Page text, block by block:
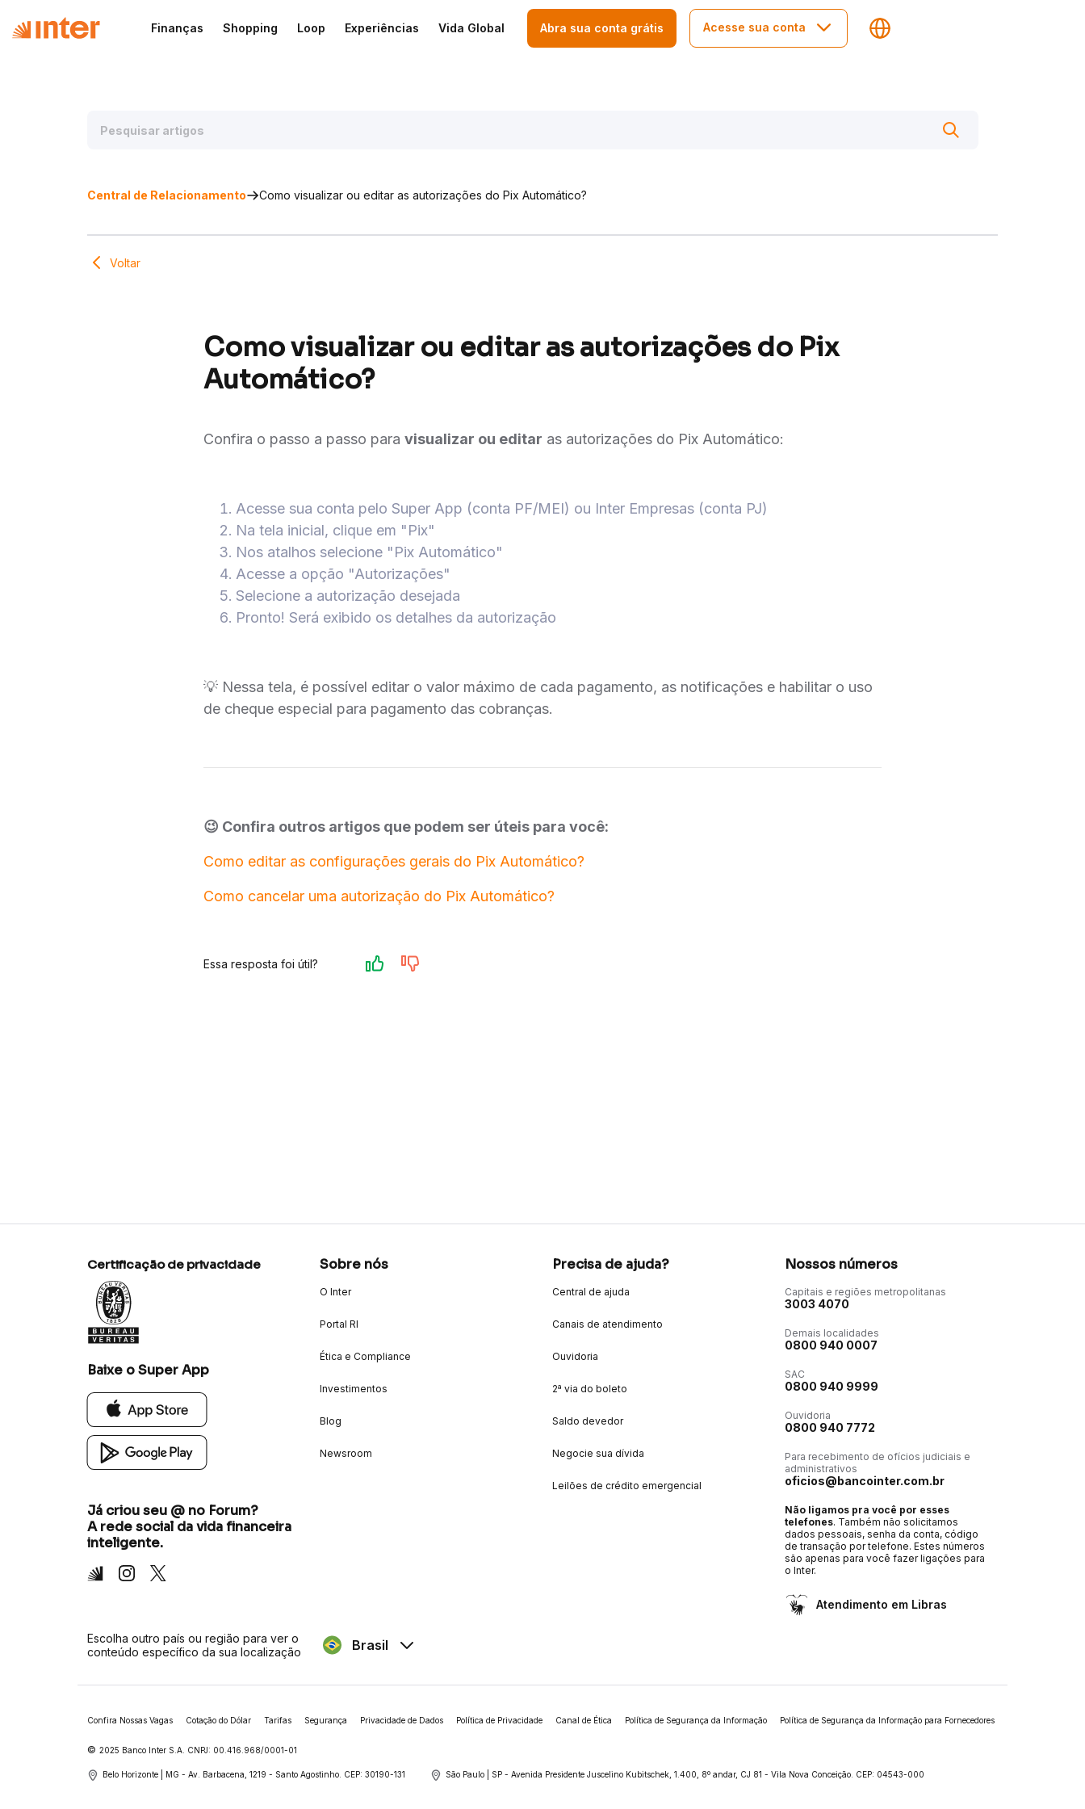
Finanças Shopping Loop Experiências Vida Global Abra sua conta grátis Acesse sua conta
Central de Relacionamento Como visualizar ou editar as autorizações do Pix Automático?
Voltar
Como visualizar ou editar as autorizações do Pix
Automático?
Confira o passo a passo para visualizar ou editar as autorizações do Pix Automático:
Acesse sua conta pelo Super App (conta PF/MEI) ou Inter Empresas (conta PJ)
Na tela inicial, clique em "Pix"
Nos atalhos selecione "Pix Automático"
Acesse a opção "Autorizações"
Selecione a autorização desejada
Pronto! Será exibido os detalhes da autorização
💡 Nessa tela, é possível editar o valor máximo de cada pagamento, as notificações e habilitar o uso
de cheque especial para pagamento das cobranças.
😉 Confira outros artigos que podem ser úteis para você:
Como editar as configurações gerais do Pix Automático?
Como cancelar uma autorização do Pix Automático?
Essa resposta foi útil?
Certificação de privacidade
Baixe o Super App
Já criou seu @ no Forum?
A rede social da vida financeira
inteligente.
Inter Instagram
X
Sobre nós
O Inter
Portal RI
Ética e Compliance
Investimentos
Blog
Newsroom
Precisa de ajuda?
Central de ajuda
Canais de atendimento
Ouvidoria
2ª via do boleto
Saldo devedor
Negocie sua dívida
Leilões de crédito emergencial
Nossos números
Capitais e regiões metropolitanas
3003 4070
Demais localidades
0800 940 0007
SAC
0800 940 9999
Ouvidoria
0800 940 7772
Para recebimento de ofícios judiciais e
administrativos
oficios@bancointer.com.br
Não ligamos pra você por esses
telefones. Também não solicitamos
dados pessoais, senha da conta, código
de transação por telefone. Estes números
são apenas para você fazer ligações para
o Inter.
Atendimento em Libras
Escolha outro país ou região para ver o
conteúdo específico da sua localização
Brasil
Confira Nossas Vagas Cotação do Dólar Tarifas Segurança Privacidade de Dados Política de Privacidade Canal de Ética Política de Segurança da Informação Política de Segurança da Informação para Fornecedores
© 2025 Banco Inter S.A. CNPJ: 00.416.968/0001-01
Belo Horizonte | MG - Av. Barbacena, 1219 - Santo Agostinho. CEP: 30190-131 São Paulo | SP - Avenida Presidente Juscelino Kubitschek, 1.400, 8º andar, CJ 81 - Vila Nova Conceição. CEP: 04543-000